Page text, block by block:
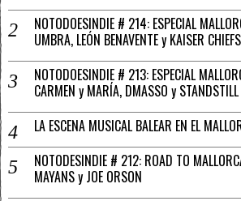
NOTODOESINDIE # 214: ESPECIAL
UMBRA, LEÓN BENAVENTE y KAISER CHIEFS
NOTODOESINDIE # 213: ESPECIAL
CARMEN y MARÍA, DMASSO y STANDSTILL
LA ESCENA MUSICAL BALEAR EN EL
NOTODESINDIE # 212: ROAD TO
MAYANS y JOE ORSON